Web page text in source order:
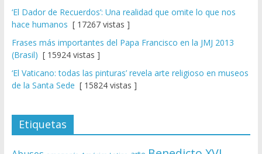
‘El Dador de Recuerdos’: Una realidad que omite lo que nos
hace humanos [ 17267 vistas ]
Frases más importantes del Papa Francisco en la JMJ 2013
(Brasil) [ 15924 vistas ]
‘El Vaticano: todas las pinturas’ revela arte religioso en museos
de la Santa Sede [ 15824 vistas ]
Etiquetas